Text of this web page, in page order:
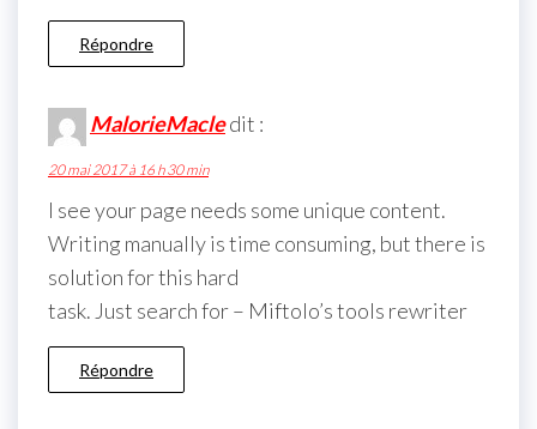
Répondre
MalorieMacledit :
20 mai 2017 à 16 h 30 min
I see your page needs some unique content.
Writing manually is time consuming, but there is
solution for this hard
task. Just search for – Miftolo’s tools rewriter
Répondre